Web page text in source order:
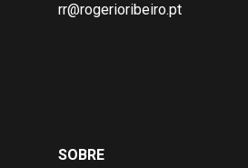
rr@rogerioribeiro.pt
SOBRE